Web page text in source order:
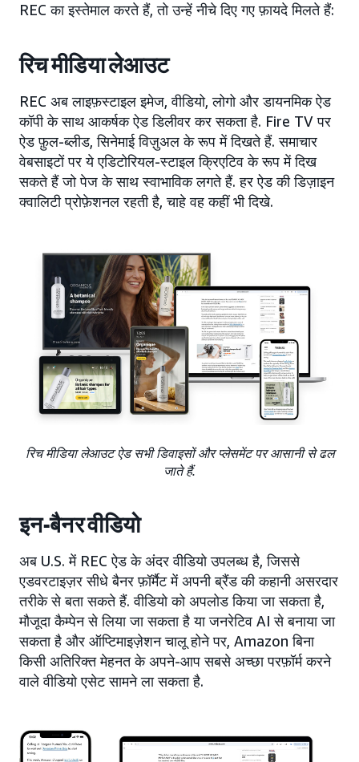
REC का इस्तेमाल करते हैं, तो उन्हें नीचे दिए गए फ़ायदे मिलते हैं:
रिच मीडिया लेआउट
REC अब लाइफ़स्टाइल इमेज, वीडियो, लोगो और डायनमिक ऐड
कॉपी के साथ आकर्षक ऐड डिलीवर कर सकता है. Fire TV पर
ऐड फ़ुल-ब्लीड, सिनेमाई विज़ुअल के रूप में दिखते हैं. समाचार
वेबसाइटों पर ये एडिटोरियल-स्टाइल क्रिएटिव के रूप में दिख
सकते हैं जो पेज के साथ स्वाभाविक लगते हैं. हर ऐड की डिज़ाइन
क्वालिटी प्रोफ़ेशनल रहती है, चाहे वह कहीं भी दिखे.
रिच मीडिया लेआउट ऐड सभी डिवाइसों और प्लेसमेंट पर आसानी से ढल
जाते हैं.
इन-बैनर वीडियो
अब U.S. में REC ऐड के अंदर वीडियो उपलब्ध है, जिससे
एडवरटाइज़र सीधे बैनर फ़ॉर्मैट में अपनी ब्रैंड की कहानी असरदार
तरीके से बता सकते हैं. वीडियो को अपलोड किया जा सकता है,
मौजूदा कैम्पेन से लिया जा सकता है या जनरेटिव AI से बनाया जा
सकता है और ऑप्टिमाइज़ेशन चालू होने पर, Amazon बिना
किसी अतिरिक्त मेहनत के अपने-आप सबसे अच्छा परफ़ॉर्म करने
वाले वीडियो एसेट सामने ला सकता है.